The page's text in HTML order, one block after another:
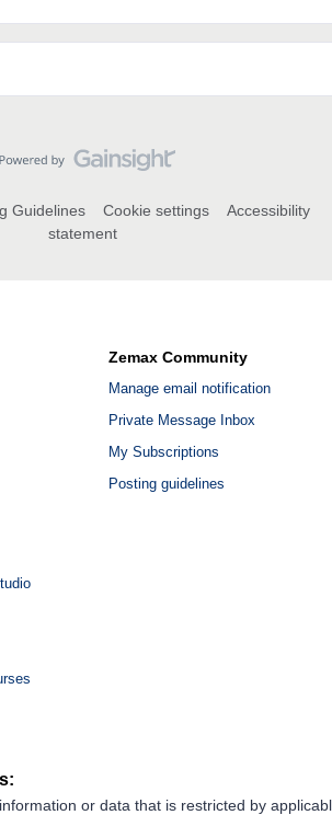
Guidelines Cookie settings
Accessibility
statement
Zemax Community
Manage email notification
Private Message Inbox
My Subscriptions
Posting guidelines
or data that is restricted by